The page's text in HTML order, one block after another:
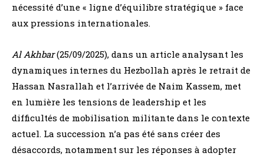
nécessité d’une « ligne d’équilibre stratégique » face
aux pressions internationales.
Al Akhbar(25/09/2025), dans un article analysant les
dynamiques internes du Hezbollah après le retrait de
Hassan Nasrallah et l’arrivée de Naim Kassem, met
en lumière les tensions de leadership et les
difficultés de mobilisation militante dans le contexte
actuel. La succession n’a pas été sans créer des
désaccords, notamment sur les réponses à adopter